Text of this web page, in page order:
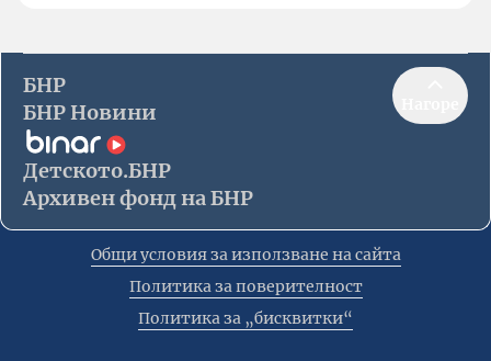
БНР
БНР Новини
Детското.БНР
Архивен фонд на БНР
Общи условия за използване на сайта
Политика за поверителност
Политика за „бисквитки“